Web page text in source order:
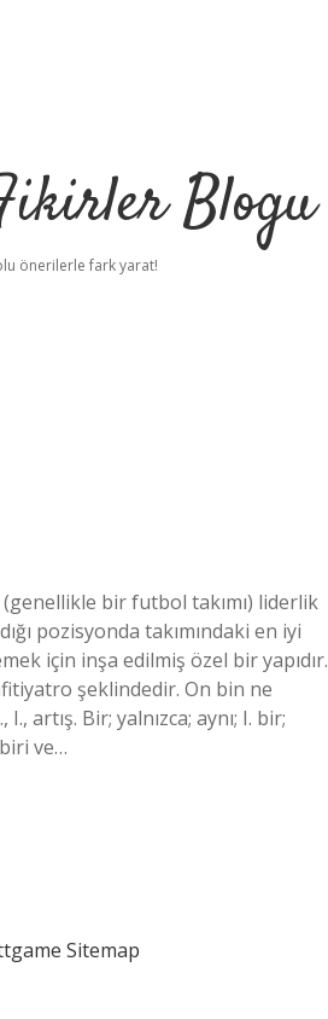
Blogu
önerilerle fark yarat!
bir futbol takımı) liderlik
pozisyonda takımındaki en iyi
için inşa edilmiş özel bir yapıdır.
şeklindedir. On bin ne
artış. Bir; yalnızca; aynı; I. bir;
ve…
Sitemap